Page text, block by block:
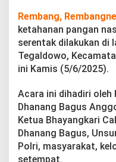
Rembang,
ketahanan pangan
serentak dilakukan di
Tegaldowo,
ini Kamis (5/6/2025).
Acara ini dihadiri oleh
Dhanang Bagus
Ketua Bhayangkari
Dhanang Bagus,
Polri, masyarakat,
setempat.